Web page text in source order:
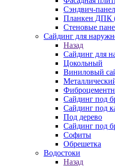
Сэндвич-
Планкен ДПК
Стеновые
Сайдинг для
Назад
Сайдинг для
Цокольный
Виниловый
Сайдинг под
Сайдинг под
Под дерево
Сайдинг под
Софиты
Обрешетка
Водостоки
Назад